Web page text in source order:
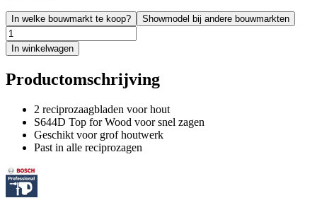
In welke bouwmarkt te koop? Showmodel bij andere bouwmarkten
In winkelwagen
Productomschrijving
2 reciprozaagbladen voor hout
S644D Top for Wood voor snel zagen
Geschikt voor grof houtwerk
Past in alle reciprozagen